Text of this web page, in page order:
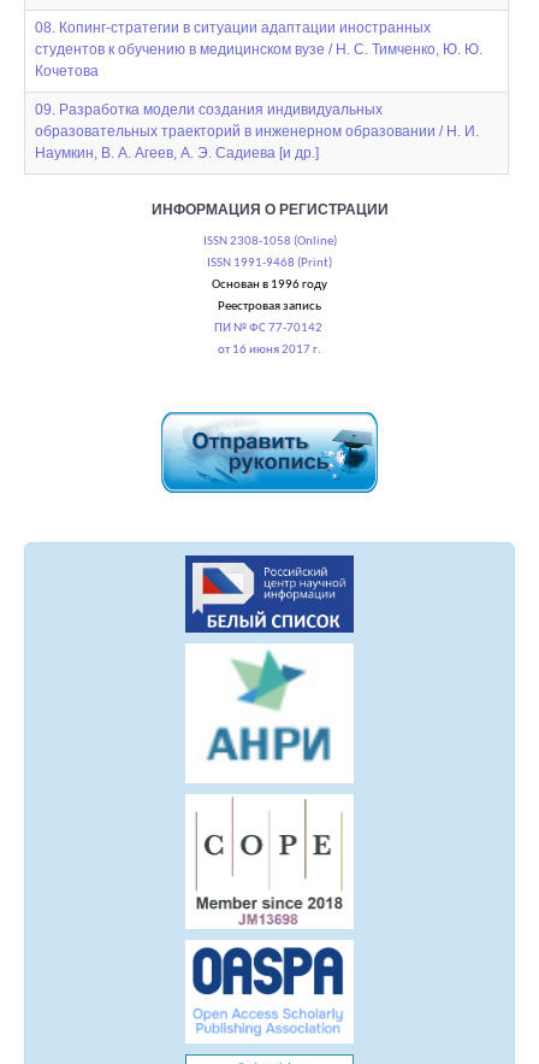
08. Копинг-стратегии в ситуации адаптации иностранных
студентов к обучению в медицинском вузе / Н. С. Тимченко, Ю. Ю.
Кочетова
09. Разработка модели создания индивидуальных
образовательных траекторий в инженерном образовании / Н. И.
Наумкин, В. А. Агеев, А. Э. Садиева [и др.]
ИНФОРМАЦИЯ О РЕГИСТРАЦИИ
ISSN 2308-1058 (Online)
ISSN 1991-9468 (Print)
Основан в 1996 году
Реестровая запись
ПИ № ФС 77-70142
от 16 июня 2017 г.